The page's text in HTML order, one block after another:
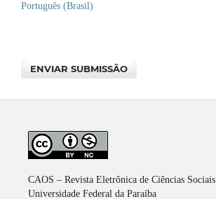
Português (Brasil)
ENVIAR SUBMISSÃO
CAOS – Revista Eletrônica de Ciências Sociais
Universidade Federal da Paraíba